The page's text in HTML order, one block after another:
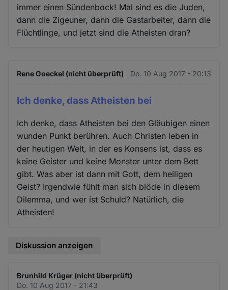
immer einen Sündenbock! Mal sind es die Juden,
dann die Zigeuner, dann die Gastarbeiter, dann die
Flüchtlinge, und jetzt sind die Atheisten dran?
Rene Goeckel (nicht überprüft) Do. 10 Aug 2017 - 20:13
Ich denke, dass Atheisten bei
Ich denke, dass Atheisten bei den Gläubigen einen
wunden Punkt berühren. Auch Christen leben in
der heutigen Welt, in der es Konsens ist, dass es
keine Geister und keine Monster unter dem Bett
gibt. Was aber ist dann mit Gott, dem heiligen
Geist? Irgendwie fühlt man sich blöde in diesem
Dilemma, und wer ist Schuld? Natürlich, die
Atheisten!
Diskussion anzeigen
Brunhild Krüger (nicht überprüft)
Do. 10 Aug 2017 - 21:43